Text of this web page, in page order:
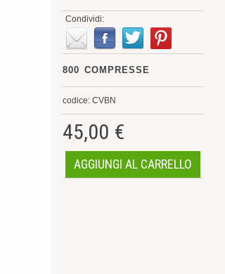
Condividi:
800 COMPRESSE
codice: CVBN
45,00 €
AGGIUNGI AL CARRELLO